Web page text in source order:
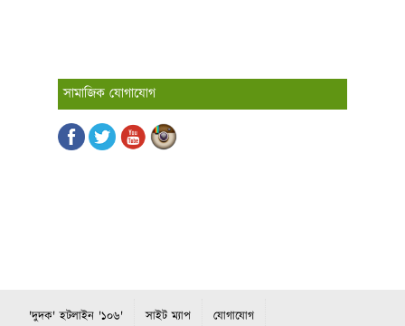
সামাজিক যোগাযোগ
'দুদক' হটলাইন '১০৬' সাইট ম্যাপ যোগাযোগ